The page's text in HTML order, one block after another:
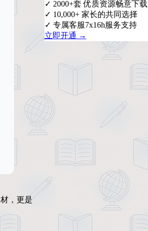
，更是
✓ 2000+套 优质资源畅意下载
✓ 10,000+ 家长的共同选择
✓ 专属客服7x16h服务支持
立即开通 →